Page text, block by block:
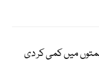
میں کمی کر دی